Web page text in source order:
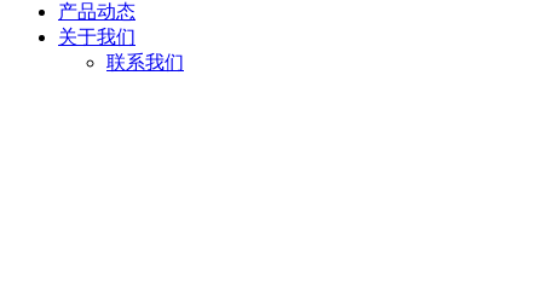
产品动态
关于我们
联系我们